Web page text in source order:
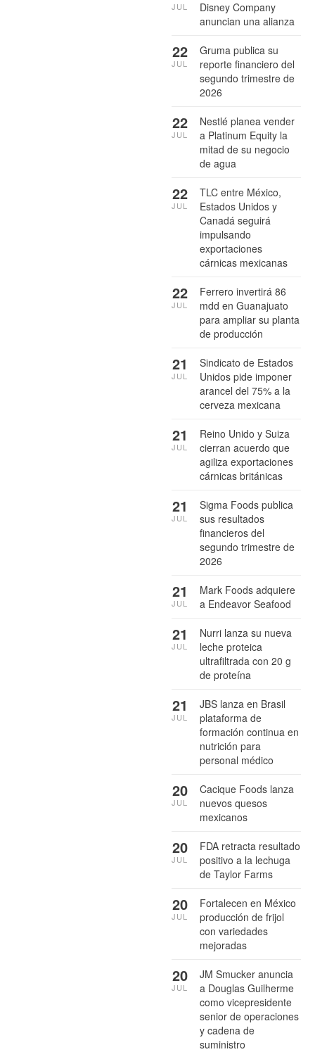
Disney Company
anuncian una alianza
JUL
Gruma publica su
reporte financiero del
segundo trimestre de
2026
22
JUL
Nestlé planea vender
a Platinum Equity la
mitad de su negocio
de agua
22
JUL
TLC entre México,
Estados Unidos y
Canadá seguirá
impulsando
exportaciones
cárnicas mexicanas
22
JUL
Ferrero invertirá 86
mdd en Guanajuato
para ampliar su planta
de producción
22
JUL
Sindicato de Estados
Unidos pide imponer
arancel del 75% a la
cerveza mexicana
21
JUL
Reino Unido y Suiza
cierran acuerdo que
agiliza exportaciones
cárnicas británicas
21
JUL
Sigma Foods publica
sus resultados
financieros del
segundo trimestre de
2026
21
JUL
Mark Foods adquiere
a Endeavor Seafood
21
JUL
Nurri lanza su nueva
leche proteica
ultrafiltrada con 20 g
de proteína
21
JUL
JBS lanza en Brasil
plataforma de
formación continua en
nutrición para
personal médico
21
JUL
Cacique Foods lanza
nuevos quesos
mexicanos
20
JUL
FDA retracta resultado
positivo a la lechuga
de Taylor Farms
20
JUL
Fortalecen en México
producción de frijol
con variedades
mejoradas
20
JUL
JM Smucker anuncia
a Douglas Guilherme
como vicepresidente
senior de operaciones
y cadena de
suministro
20
JUL